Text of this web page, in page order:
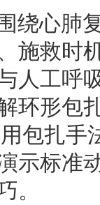
绕心肺
施救时
人工呼
环形包
包扎
示标准